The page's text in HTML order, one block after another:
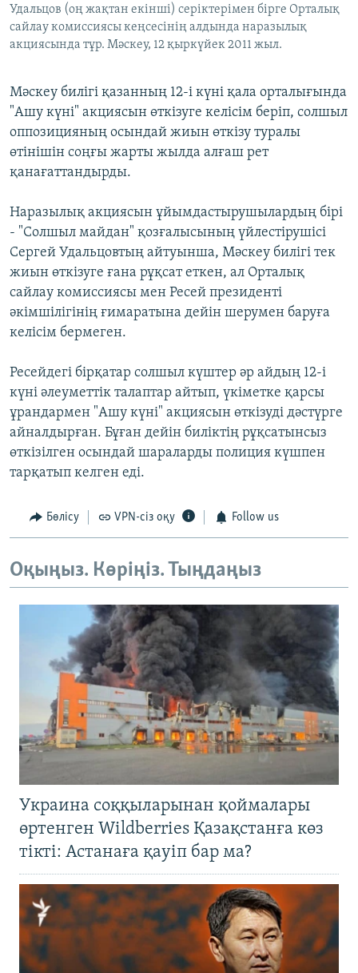
Удальцов (оң жақтан екінші) серіктерімен бірге Орталық
сайлау комиссиясы кеңсесінің алдында наразылық
акциясында тұр. Мәскеу, 12 қыркүйек 2011 жыл.
Мәскеу билігі қазанның 12-і күні қала орталығында
"Ашу күні" акциясын өткізуге келісім беріп, солшыл
оппозицияның осындай жиын өткізу туралы
өтінішін соңғы жарты жылда алғаш рет
қанағаттандырды.
Наразылық акциясын ұйымдастырушылардың бірі
- "Солшыл майдан" қозғалысының үйлестірушісі
Сергей Удальцовтың айтуынша, Мәскеу билігі тек
жиын өткізуге ғана рұқсат еткен, ал Орталық
сайлау комиссиясы мен Ресей президенті
әкімшілігінің ғимаратына дейін шерумен баруға
келісім бермеген.
Ресейдегі бірқатар солшыл күштер әр айдың 12-і
күні әлеуметтік талаптар айтып, үкіметке қарсы
ұрандармен "Ашу күні" акциясын өткізуді дәстүрге
айналдырған. Бұған дейін биліктің рұқсатынсыз
өткізілген осындай шараларды полиция күшпен
тарқатып келген еді.
Бөлісу VPN-сіз оқу Follow us
Оқыңыз. Көріңіз. Тыңдаңыз
Украина соққыларынан қоймалары
өртенген Wildberries Қазақстанға көз
тікті: Астанаға қауіп бар ма?